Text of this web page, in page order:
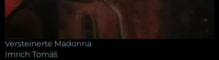
Versteinerte Madonna
Imrich Tomáš